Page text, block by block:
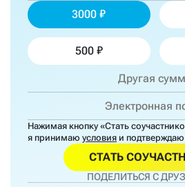
3000
500
Нажимая кнопку «Стать
я принимаю условия и
СТАТЬ
ПОДЕЛИТЬСЯ С